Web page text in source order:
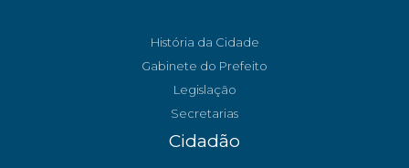
História da Cidade
Gabinete do Prefeito
Legislação
Secretarias
Cidadão